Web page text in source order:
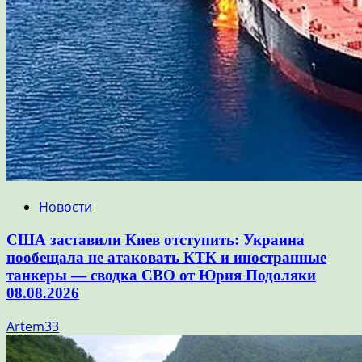
Новости
США заставили Киев отступить: Украина
пообещала не атаковать КТК и иностранные
танкеры — сводка СВО от Юрия Подоляки
08.08.2026
Artem33